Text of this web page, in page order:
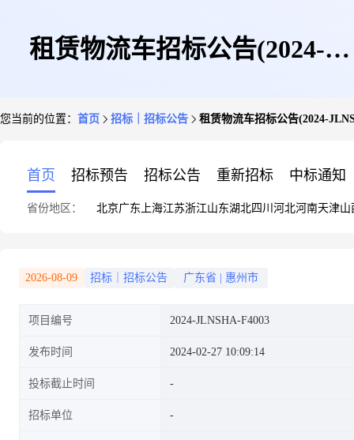
租赁物流车招标公告(2024-
您当前的位置： 首页 招标｜招标公告 租赁物流车招标公告(2024-
首页 招标预告 招标公告 重新招标 中标通知
省份地区： 北京广东 上海江苏浙江山东湖北四川 河北河南天津山
2026-08-09 招标｜招标公告 广东省 惠州市
项目编号 2024-JLNSHA-F4003
发布时间 2024-02-27 10:09:14
投标截止时间
招标单位